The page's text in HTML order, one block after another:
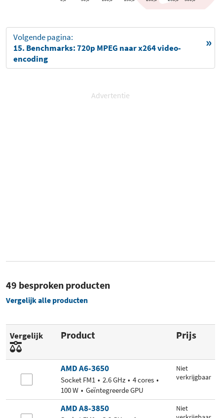
Volgende pagina:
15. Benchmarks: 720p MPEG naar x264 video-
encoding
Advertentie
49 besproken producten
Vergelijk alle producten
Vergelijk Product Prijs
AMD A6-3650
Socket FM1 2.6 GHz
4 cores
100 W
Geïntegreerde GPU
Niet
verkrijgbaar
AMD A8-3850
Niet